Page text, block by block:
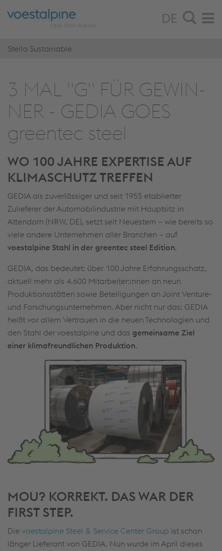
DE
Stella Sustainable
3 MAL "G" FÜR GE­WIN­
NER - GEDIA GOES
green­tec steel
WO 100 JAHRE EXPERTISE AUF
KLIMASCHUTZ TREFFEN
GEDIA als zuverlässiger und seit 1955 etablierter
Zulieferer der Automobilindustrie mit Hauptsitz in
Attendorn (NRW, DE), setzt seit Neuestem – wie bereits so
viele andere Unternehmen aller Branchen – auf
voestalpine Stahl in der greentec steel Edition.
GEDIA, das bedeutet: über 100 Jahre Erfahrungsschatz,
aktuell mehr als 4.600 Mitarbeiter:innen an neun
Produktionsstätten sowie Beteiligungen an Joint Venture-
und Forschungsunternehmen. Aber nicht nur das: GEDIA
heißt vor allem Vertrauen in die neuen Technologien und
den Stahl der voestalpine und das gemeinsame Ziel
einer klimafreundlichen Produktion.
MOU? KORREKT. DAS WAR DER
FIRST STEP.
Die voestalpine Steel & Service Center Group ist schon
länger Lieferant von GEDIA. Nun wurde im April dieses